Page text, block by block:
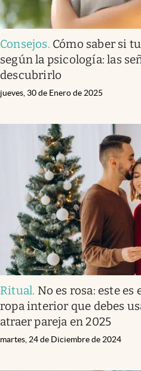
Consejos. Cómo saber si
según la psicología: las
descubrirlo
jueves, 30 de Enero de 2025
Ritual. No es rosa: este
ropa interior que debes
atraer pareja en 2025
martes, 24 de Diciembre de 2024